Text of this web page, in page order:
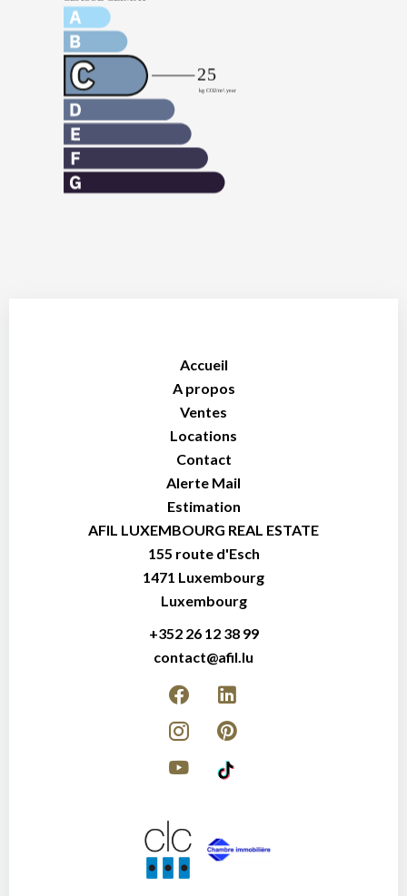
Accueil
A propos
Ventes
Locations
Contact
Alerte Mail
Estimation
AFIL LUXEMBOURG REAL ESTATE
155 route d'Esch
1471 Luxembourg
Luxembourg
+352 26 12 38 99
contact@afil.lu